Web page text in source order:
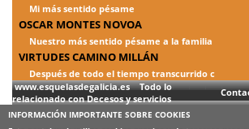
Mi más sentido pésame
OSCAR MONTES NOVOA
Nuestro más sentido pésame a la familia
VIRTUDES CAMINO MILLÁN
Después de todo el tiempo transcurrido c
www.esquelasdegalicia.es Todo lo
relacionado con Decesos y servicios
INFORMACIÓN IMPORTANTE SOBRE COOKIES